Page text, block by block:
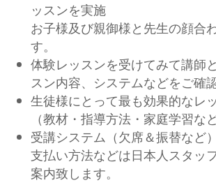
ッスンを実施
お子様及び親御様と先生の顔合
す。
体験レッスンを受けてみて講師
スン内容、システムなどをご確
生徒様にとって最も効果的なレ
（教材・指導方法・家庭学習な
受講システム（欠席＆振替など
支払い方法などは日本人スタッ
案内致します。